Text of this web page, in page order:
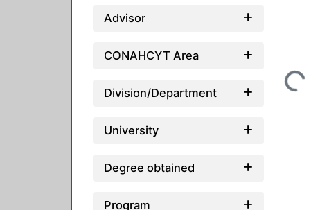
Advisor
CONAHCYT Area
Division/Department
University
Degree obtained
Program
Loading...